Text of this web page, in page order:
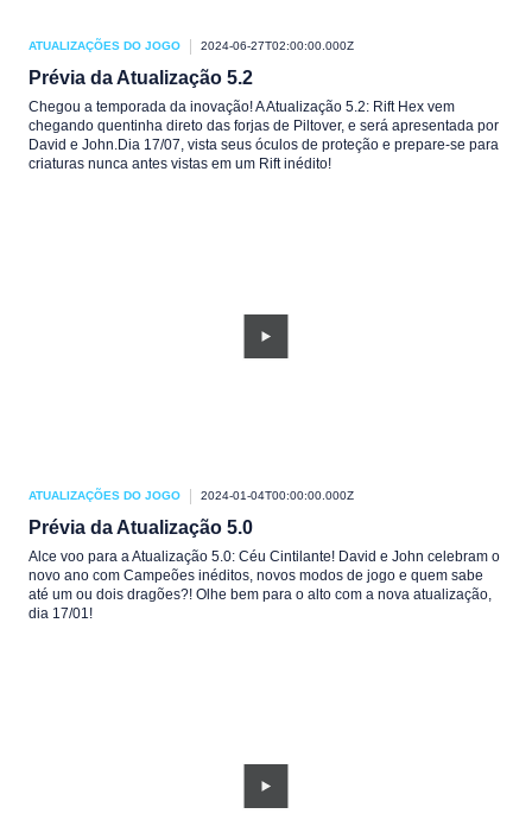
ATUALIZAÇÕES DO JOGO 2024-06-27T02:00:00.000Z
Prévia da Atualização 5.2
Chegou a temporada da inovação! A Atualização 5.2: Rift Hex vem
chegando quentinha direto das forjas de Piltover, e será apresentada por
David e John.Dia 17/07, vista seus óculos de proteção e prepare-se para
criaturas nunca antes vistas em um Rift inédito!
ATUALIZAÇÕES DO JOGO 2024-01-04T00:00:00.000Z
Prévia da Atualização 5.0
Alce voo para a Atualização 5.0: Céu Cintilante! David e John celebram o
novo ano com Campeões inéditos, novos modos de jogo e quem sabe
até um ou dois dragões?! Olhe bem para o alto com a nova atualização,
dia 17/01!